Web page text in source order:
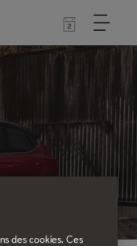
des cookies. Ces